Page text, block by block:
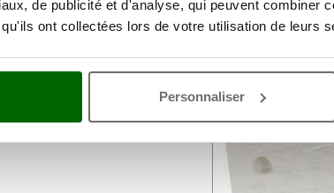
de publicité et d'analyse, qui peuvent combiner
ont collectées lors de votre utilisation de leurs
Personnaliser